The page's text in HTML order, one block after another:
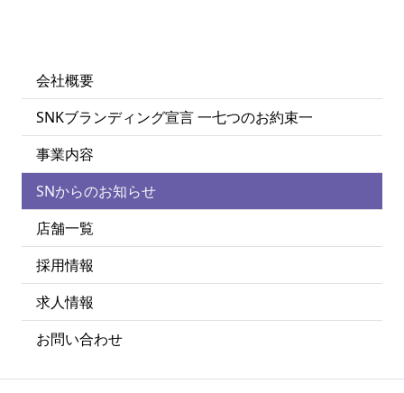
会社概要
SNKブランディング宣言 一七つのお約束一
事業内容
SNからのお知らせ
店舗一覧
採用情報
求人情報
お問い合わせ